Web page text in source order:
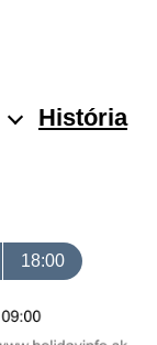
História
18:00